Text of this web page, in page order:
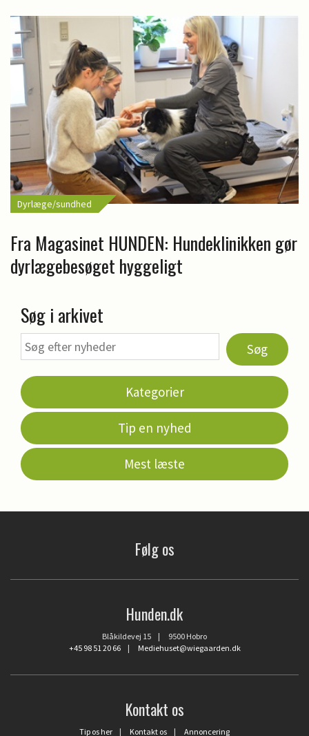
Dyrlæge/sundhed
Fra Magasinet HUNDEN: Hundeklinikken gør
dyrlægebesøget hyggeligt
Søg i arkivet
Søg
Kategorier
Tip en nyhed
Mest læste
Følg os
Hunden.dk
Blåkildevej 15 | 9500 Hobro
+45 98 51 20 66| Mediehuset@wiegaarden.dk
Kontakt os
Tip os her | Kontakt os | Annoncering